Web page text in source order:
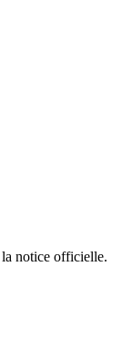
notice officielle.